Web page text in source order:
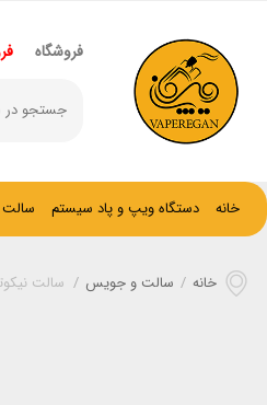
فروشگاه
خانه دستگاه ویپ و پاد سیستم
خانه / سالت و جویس / سالت